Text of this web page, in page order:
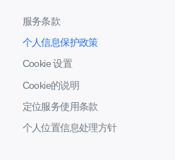
服务条款
个人信息保护政策
Cookie 设置
Cookie的说明
定位服务使用条款
个人位置信息处理方针